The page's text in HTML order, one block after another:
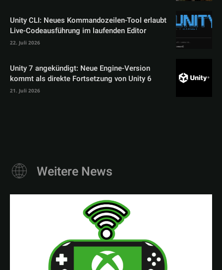
Unity CLI: Neues Kommandozeilen-Tool erlaubt
Live-Codeausführung im laufenden Editor
22. Juli 2026
Unity 7 angekündigt: Neue Engine-Version
kommt als direkte Fortsetzung von Unity 6
21. Juli 2026
Weitere News